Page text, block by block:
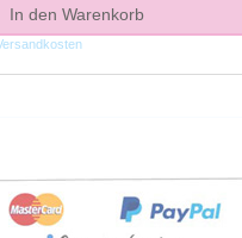
In den Warenkorb